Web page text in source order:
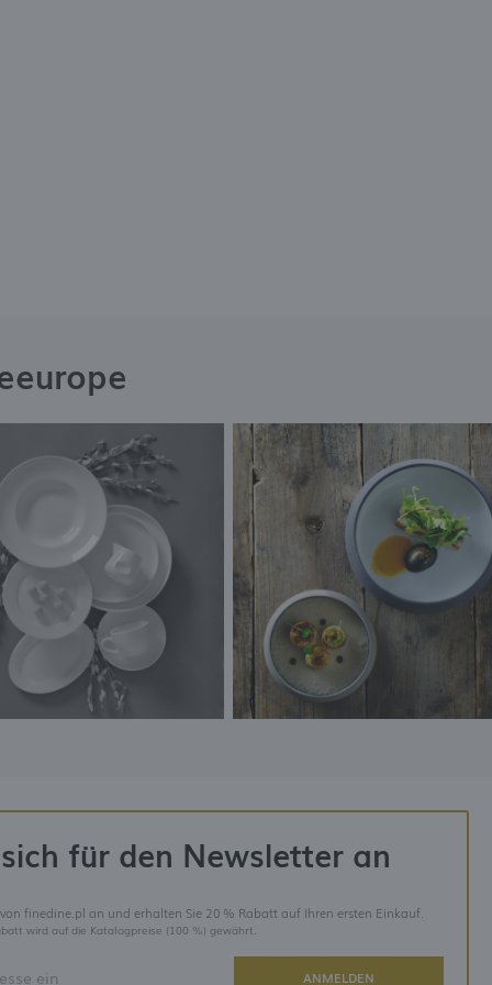
für den Newsletter an
finedine.pl an und erhalten Sie 20 % Rabatt auf Ihren ersten Einkauf.
wird auf die Katalogpreise (100 %) gewährt.
ANMELDEN